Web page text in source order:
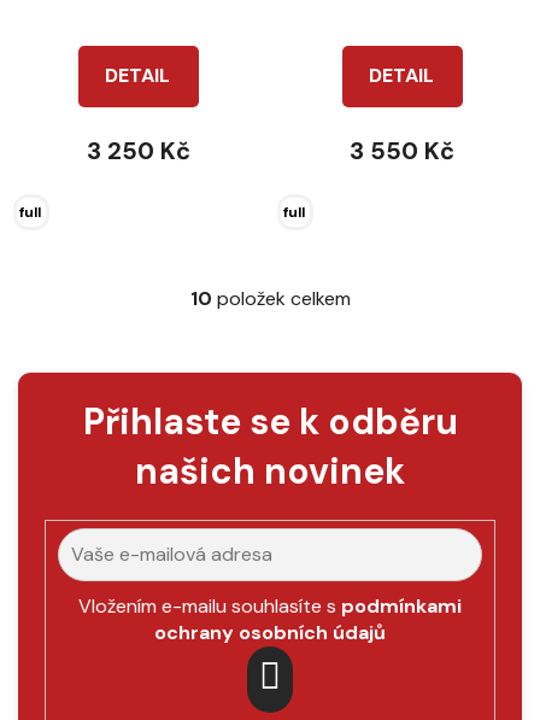
DETAIL
3 250 Kč
full
DETAIL
3 550 Kč
full
O
d
a
c
p
r
v
k
y
v
ý
p
10 položek celkem
Přihlaste se k odběru
našich novinek
Vložením e-mailu souhlasíte s podmínkami
ochrany osobních údajů